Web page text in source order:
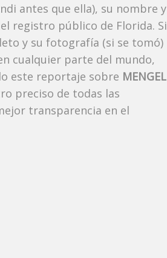
antes que ella), su nombre y
registro público de Florida. Si
y su fotografía (si se tomó)
cualquier parte del mundo,
este reportaje sobre MENGEL
preciso de todas las
transparencia en el